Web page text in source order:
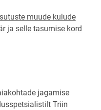
muude kulude
ja selle tasumise kord
jagamise
Triin